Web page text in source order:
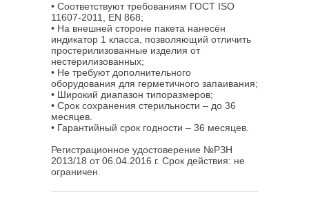
• Соответствуют требованиям ГОСТ ISO
11607-2011, EN 868;
• На внешней стороне пакета нанесён
индикатор 1 класса, позволяющий отличить
простерилизованные изделия от
нестерилизованных;
• Не требуют дополнительного
оборудования для герметичного запаивания;
• Широкий диапазон типоразмеров;
• Срок сохранения стерильности – до 36
месяцев.
• Гарантийный срок годности – 36 месяцев.
Регистрационное удостоверение №РЗН
2013/18 от 06.04.2016 г. Срок действия: не
ограничен.